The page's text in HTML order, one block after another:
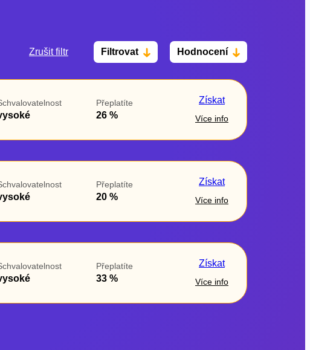
Zrušit filtr Filtrovat Hodnocení
Přeplatíte
26 %
Získat
Více info
Přeplatíte
20 %
Získat
Více info
Přeplatíte
33 %
Získat
Více info